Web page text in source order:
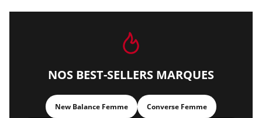
NOS BEST-SELLERS MARQUES
New Balance Femme Converse Femme